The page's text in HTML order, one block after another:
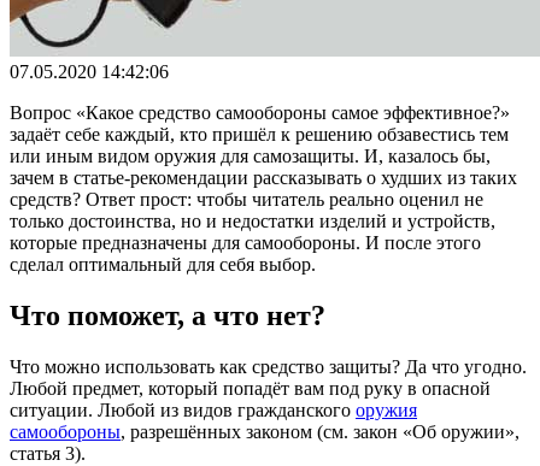
07.05.2020 14:42:06
Вопрос «Какое средство самообороны самое эффективное?»
задаёт себе каждый, кто пришёл к решению обзавестись тем
или иным видом оружия для самозащиты. И, казалось бы,
зачем в статье-рекомендации рассказывать о худших из таких
средств? Ответ прост: чтобы читатель реально оценил не
только достоинства, но и недостатки изделий и устройств,
которые предназначены для самообороны. И после этого
сделал оптимальный для себя выбор.
Что поможет, а что нет?
Что можно использовать как средство защиты? Да что угодно.
Любой предмет, который попадёт вам под руку в опасной
ситуации. Любой из видов гражданского оружия
самообороны, разрешённых законом (см. закон «Об оружии»,
статья 3).